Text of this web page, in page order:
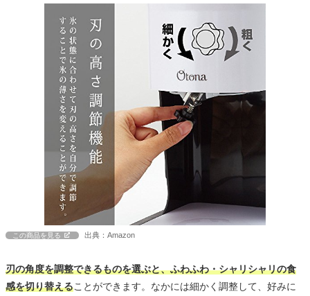
この商品を見る 出典：Amazon
刃の角度を調整できるものを選ぶと、ふわふわ・シャリシャリの食
感を切り替えることができます。なかには細かく調整して、好みに